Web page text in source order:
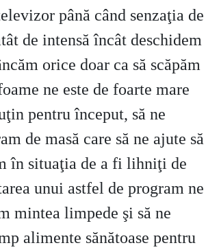
până când senzaţia de
de intensă încât deschidem
orice doar ca să scăpăm
ne este de foarte mare
pentru început, să ne
de masă care să ne ajute să
în situaţia de a fi lihniţi de
unui astfel de program ne
mintea limpede şi să ne
alimente sănătoase pentru